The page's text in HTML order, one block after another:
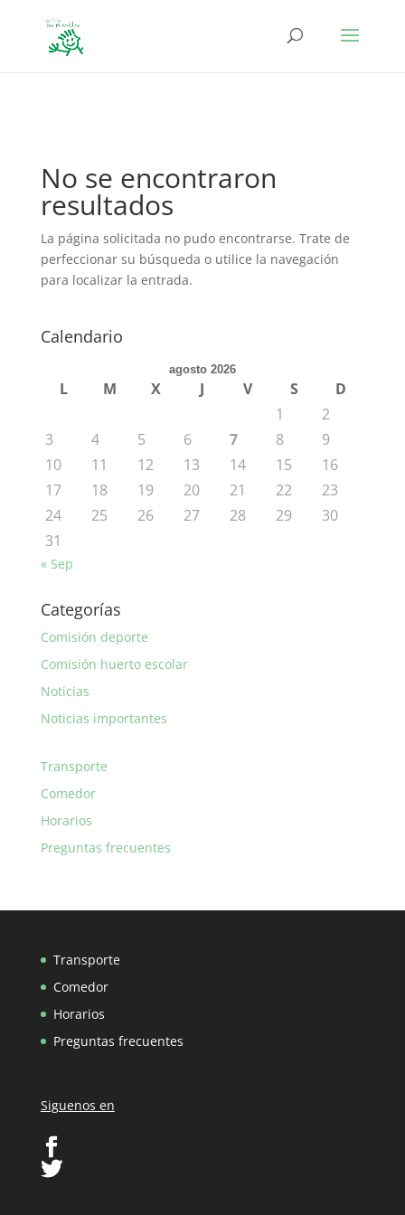
No se encontraron
resultados
La página solicitada no pudo encontrarse. Trate de
perfeccionar su búsqueda o utilice la navegación
para localizar la entrada.
Calendario
agosto 2026
L M X J V S
D
1
2
3
4 5 6 7 8
9
10
11 12 13 14 15
16
17
18 19 20 21 22
23
24
25 26 27 28 29
30
31
« Sep
Categorías
Comisión deporte
Comisión huerto escolar
Noticias
Noticias importantes
Transporte
Comedor
Horarios
Preguntas frecuentes
Transporte
Comedor
Horarios
Preguntas frecuentes
Siguenos en